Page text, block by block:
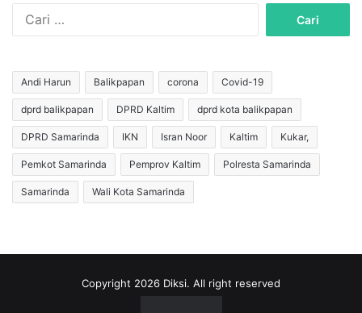
u
n
t
u
k
:
Andi Harun Balikpapan corona Covid-19
dprd balikpapan DPRD Kaltim dprd kota balikpapan
DPRD Samarinda IKN Isran Noor Kaltim Kukar,
Pemkot Samarinda Pemprov Kaltim Polresta Samarinda
Samarinda Wali Kota Samarinda
Copyright 2026 Diksi. All right reserved